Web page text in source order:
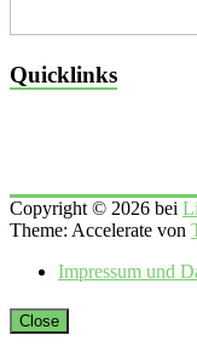
Quicklinks
Copyright © 2026 bei
Theme: Accelerate von
Impressum und
Close